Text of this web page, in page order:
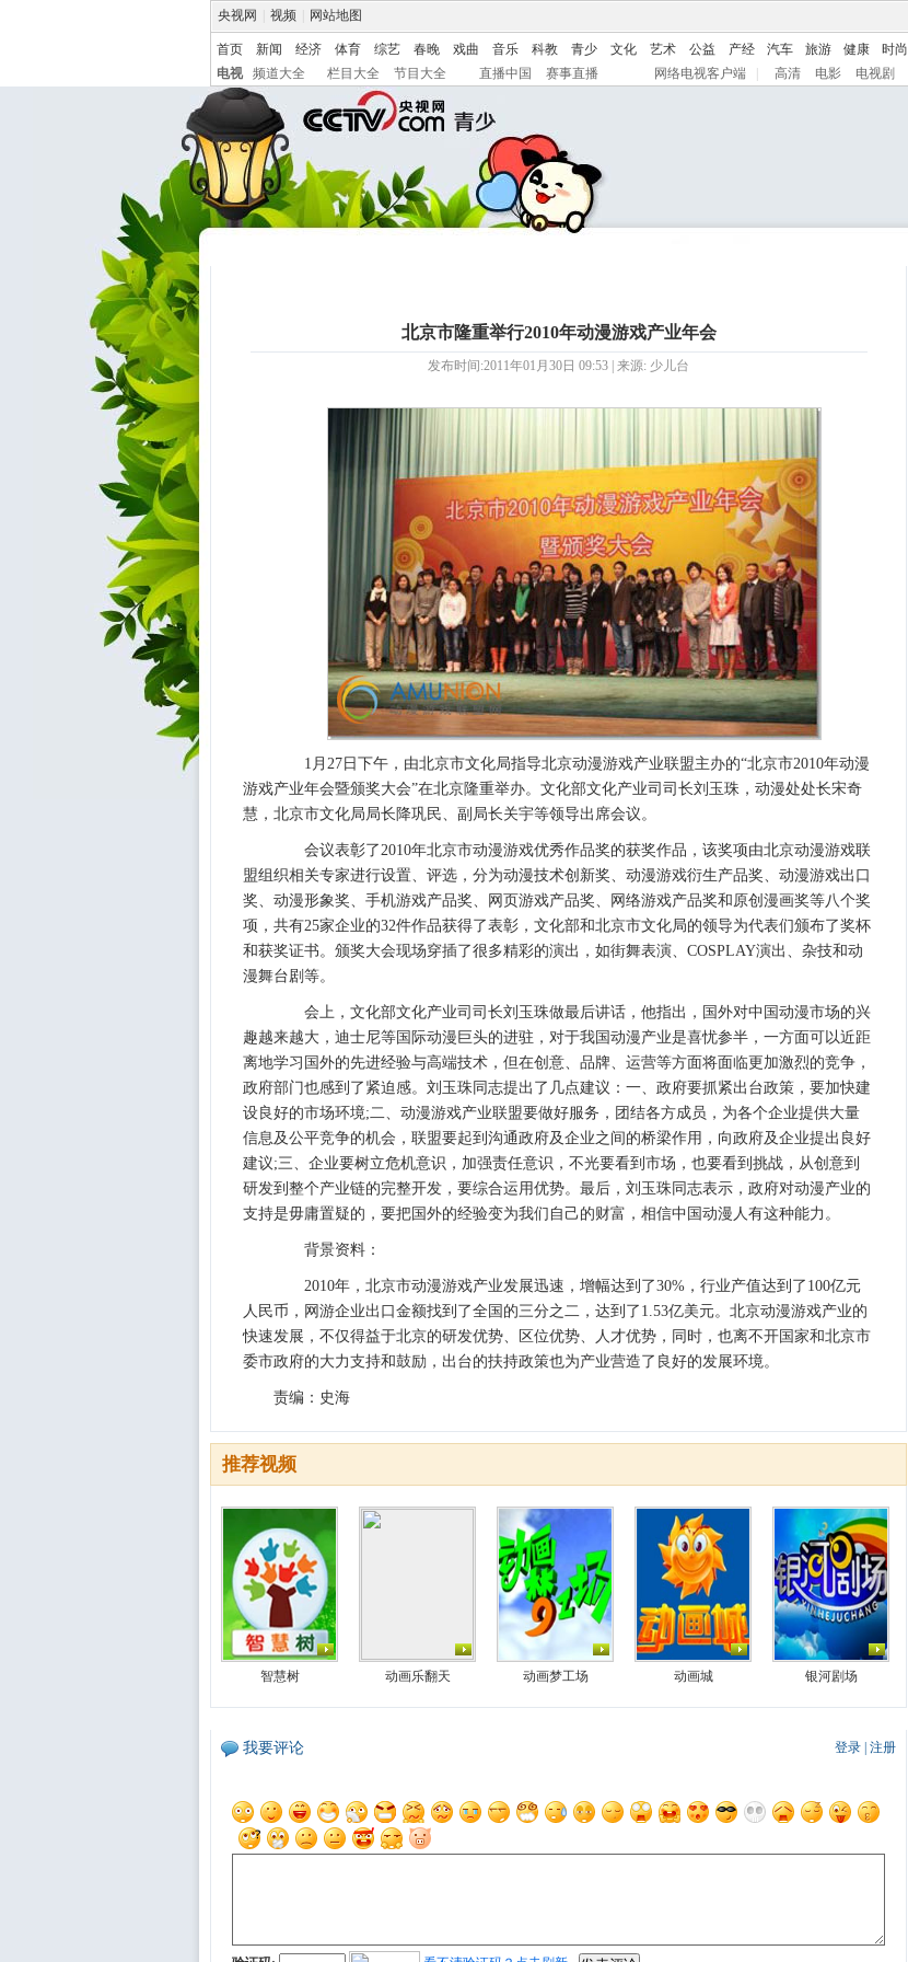
央视网 视频 网站地图
首页 新闻 经济 体育 综艺 春晚 戏曲 音乐 科教 青少 文化 艺术 公益 产经 汽车 旅游 健康 时尚
电视
频道大全 栏目大全 节目大全 直播中国 赛事直播 网络电视客户端 高清 电影 电视剧
北京市隆重举行2010年动漫游戏产业年会
发布时间:2011年01月30日 09:53 | 来源: 少儿台
1月27日下午，由北京市文化局指导北京动漫游戏产业联盟主办的“北京市2010年动漫
游戏产业年会暨颁奖大会”在北京隆重举办。文化部文化产业司司长刘玉珠，动漫处处长宋奇
慧，北京市文化局局长降巩民、副局长关宇等领导出席会议。
会议表彰了2010年北京市动漫游戏优秀作品奖的获奖作品，该奖项由北京动漫游戏联
盟组织相关专家进行设置、评选，分为动漫技术创新奖、动漫游戏衍生产品奖、动漫游戏出口
奖、动漫形象奖、手机游戏产品奖、网页游戏产品奖、网络游戏产品奖和原创漫画奖等八个奖
项，共有25家企业的32件作品获得了表彰，文化部和北京市文化局的领导为代表们颁布了奖杯
和获奖证书。颁奖大会现场穿插了很多精彩的演出，如街舞表演、COSPLAY演出、杂技和动
漫舞台剧等。
会上，文化部文化产业司司长刘玉珠做最后讲话，他指出，国外对中国动漫市场的兴
趣越来越大，迪士尼等国际动漫巨头的进驻，对于我国动漫产业是喜忧参半，一方面可以近距
离地学习国外的先进经验与高端技术，但在创意、品牌、运营等方面将面临更加激烈的竞争，
政府部门也感到了紧迫感。刘玉珠同志提出了几点建议：一、政府要抓紧出台政策，要加快建
设良好的市场环境;二、动漫游戏产业联盟要做好服务，团结各方成员，为各个企业提供大量
信息及公平竞争的机会，联盟要起到沟通政府及企业之间的桥梁作用，向政府及企业提出良好
建议;三、企业要树立危机意识，加强责任意识，不光要看到市场，也要看到挑战，从创意到
研发到整个产业链的完整开发，要综合运用优势。最后，刘玉珠同志表示，政府对动漫产业的
支持是毋庸置疑的，要把国外的经验变为我们自己的财富，相信中国动漫人有这种能力。
背景资料：
2010年，北京市动漫游戏产业发展迅速，增幅达到了30%，行业产值达到了100亿元
人民币，网游企业出口金额找到了全国的三分之二，达到了1.53亿美元。北京动漫游戏产业的
快速发展，不仅得益于北京的研发优势、区位优势、人才优势，同时，也离不开国家和北京市
委市政府的大力支持和鼓励，出台的扶持政策也为产业营造了良好的发展环境。
责编：史海
推荐视频
智慧树 动画乐翻天 动画梦工场 动画城 银河剧场
登录 注册
我要评论